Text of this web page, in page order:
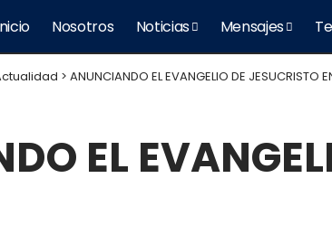
Nosotros Noticias Mensajes
> ANUNCIANDO EL EVANGELIO DE JESUCRISTO
EL